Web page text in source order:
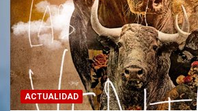
ACTUALIDAD